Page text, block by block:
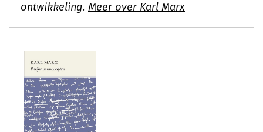
ontwikkeling. Meer over Karl Marx